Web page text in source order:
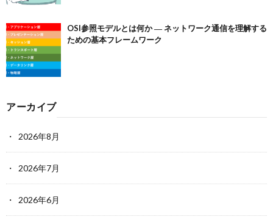
OSI参照モデルとは何か ― ネットワーク通信を理解する
ための基本フレームワーク
アーカイブ
2026年8月
2026年7月
2026年6月